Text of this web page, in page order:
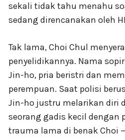
sekali tidak tahu menahu
sedang direncanakan oleh
Tak lama, Choi Chul
penyelidikannya. Nama
Jin-ho, pria beristri dan
perempuan. Saat polisi
Jin-ho justru melarikan diri
seorang gadis kecil dengan
trauma lama di benak Choi